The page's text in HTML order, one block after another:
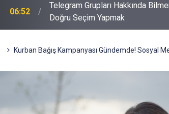
04:43 İş Davaları: Haklarınızı Bilmek ve
Kurban Bağış Kampanyası Gündemde! Sosyal